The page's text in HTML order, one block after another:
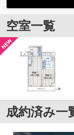
空室一覧
成約済み一